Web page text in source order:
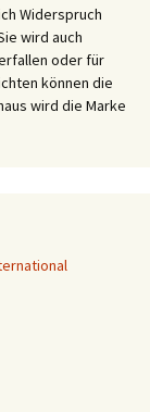
Widerspruch
wird auch
oder für
können die
wird die Marke